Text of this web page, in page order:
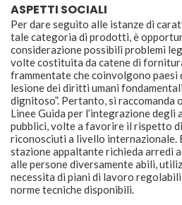
ASPETTI SOCIALI
Per dare seguito alle istanze di
tale categoria di prodotti, è
considerazione possibili problemi
volte costituita da catene di
frammentate che coinvolgono paesi
lesione dei diritti umani
dignitoso”. Pertanto, si raccomanda
Linee Guida per l’integrazione
pubblici, volte a favorire il rispetto
riconosciuti a livello internazionale.
stazione appaltante richieda arredi
alle persone diversamente abili,
necessita di piani di lavoro
norme tecniche disponibili.